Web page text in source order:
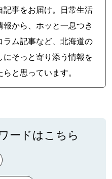
記事をお届け。日常生活
報から、ホッと一息つき
ラム記事など、北海道の
にそっと寄り添う情報を
と思っています。
ードはこちら